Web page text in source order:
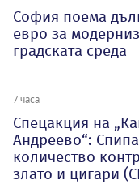
София поема
евро за
градската среда
7 часа
Спецакция на
Андреево“:
количество
злато и цигари